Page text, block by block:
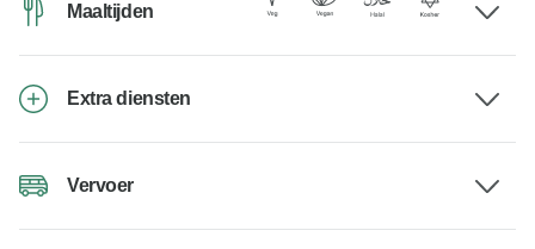
Maaltijden
Extra diensten
Vervoer